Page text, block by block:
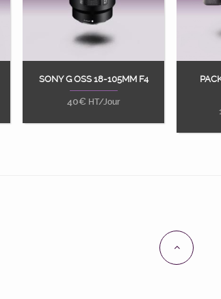
Ajouter au panier
SONY G OSS 18-105MM F4
40€ HT/Jour